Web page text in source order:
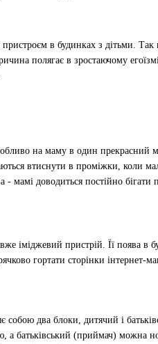
в будинках з дітьми.
полягає в зростаючому
на маму в один прекрасний
втиснути в проміжки, коли
мамі доводиться постійно
іміджевий пристрій. Її поява в
гортати сторінки інтернет-
два блоки, дитячий і
а батьківський (приймач) можна